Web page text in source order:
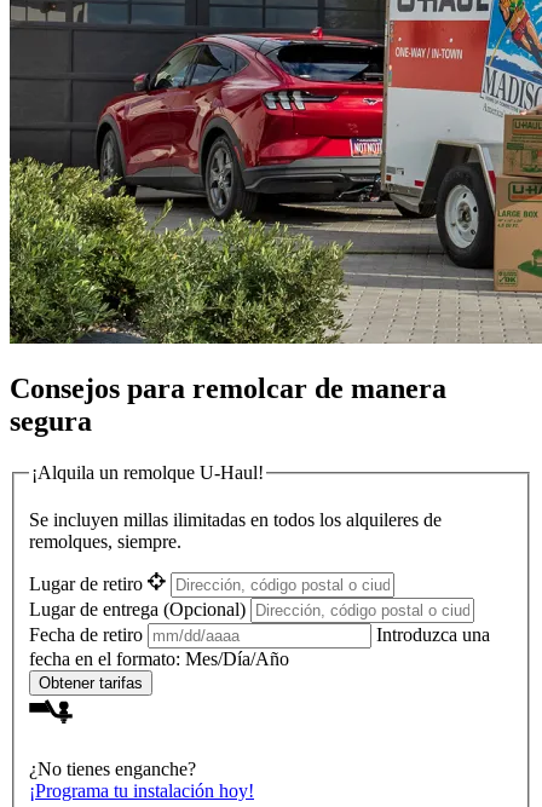
Consejos para remolcar de manera
segura
¡Alquila un remolque U-Haul!
Se incluyen millas ilimitadas en todos los alquileres de
remolques, siempre.
Lugar de retiro
Lugar de entrega (Opcional)
Fecha de retiro
Introduzca una
fecha en el formato: Mes/Día/Año
Obtener tarifas
¿No tienes enganche?
¡Programa tu instalación hoy!